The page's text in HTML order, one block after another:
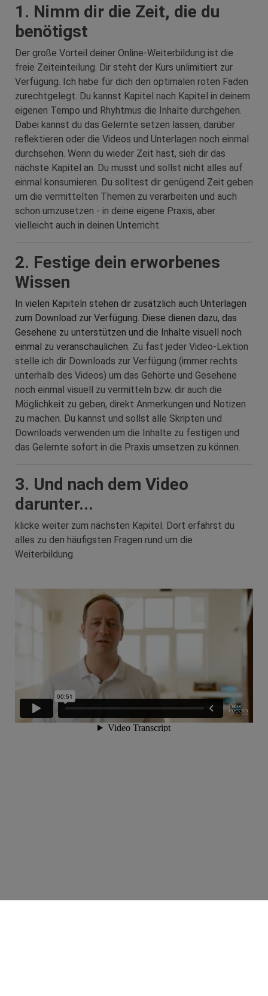
1. Nimm dir die Zeit, die du
benötigst
Der große Vorteil deiner Online-Weiterbildung ist die
freie Zeiteinteilung. Dir steht der Kurs unlimitiert zur
Verfügung. Ich habe für dich den optimalen roten Faden
zurechtgelegt. Du kannst Kapitel nach Kapitel in deinem
eigenen Tempo und Rhyhtmus die Inhalte durchgehen.
Dabei kannst du das Gelernte setzen lassen, darüber
reflektieren oder die Videos und Unterlagen noch einmal
durchsehen. Wenn du wieder Zeit hast, sieh dir das
nächste Kapitel an. Du musst und sollst nicht alles auf
einmal konsumieren. Du solltest dir genügend Zeit geben
um die vermittelten Themen zu verarbeiten und auch
schon umzusetzen - in deine eigene Praxis, aber
vielleicht auch in deinen Unterricht.
2. Festige dein erworbenes
Wissen
In vielen Kapiteln stehen dir zusätzlich auch Unterlagen
zum Download zur Verfügung. Diese dienen dazu, das
Gesehene zu unterstützen und die Inhalte visuell noch
einmal zu veranschaulichen. Zu fast jeder Video-Lektion
stelle ich dir Downloads zur Verfügung (immer rechts
unterhalb des Videos) um das Gehörte und Gesehene
noch einmal visuell zu vermitteln bzw. dir auch die
Möglichkeit zu geben, direkt Anmerkungen und Notizen
zu machen. Du kannst und sollst alle Skripten und
Downloads verwenden um die Inhalte zu festigen und
das Gelernte sofort in die Praxis umsetzen zu können.
3. Und nach dem Video
darunter...
klicke weiter zum nächsten Kapitel. Dort erfährst du
alles zu den häufigsten Fragen rund um die
Weiterbildung.